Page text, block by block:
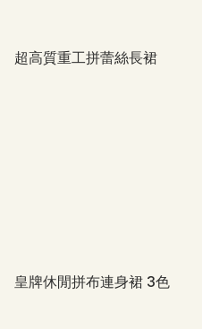
超高質重工拼蕾絲長裙
皇牌休閒拼布連身裙 3色